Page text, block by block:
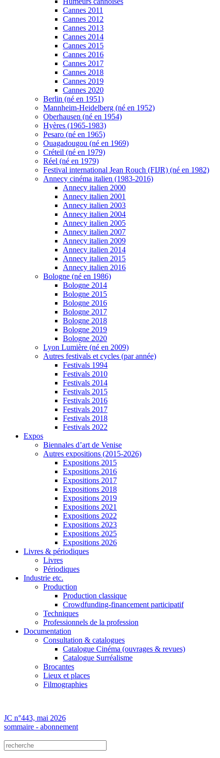
Cannes 2011
Cannes 2012
Cannes 2013
Cannes 2014
Cannes 2015
Cannes 2016
Cannes 2017
Cannes 2018
Cannes 2019
Cannes 2020
Berlin (né en 1951)
Mannheim-Heidelberg (né en 1952)
Oberhausen (né en 1954)
Hyères (1965-1983)
Pesaro (né en 1965)
Ouagadougou (né en 1969)
Créteil (né en 1979)
Réel (né en 1979)
Festival international Jean Rouch (FIJR) (né en 1982)
Annecy cinéma italien (1983-2016)
Annecy italien 2000
Annecy italien 2001
Annecy italien 2003
Annecy italien 2004
Annecy italien 2005
Annecy italien 2007
Annecy italien 2009
Annecy italien 2014
Annecy italien 2015
Annecy italien 2016
Bologne (né en 1986)
Bologne 2014
Bologne 2015
Bologne 2016
Bologne 2017
Bologne 2018
Bologne 2019
Bologne 2020
Lyon Lumière (né en 2009)
Autres festivals et cycles (par année)
Festivals 1994
Festivals 2010
Festivals 2014
Festivals 2015
Festivals 2016
Festivals 2017
Festivals 2018
Festivals 2022
Expos
Biennales d’art de Venise
Autres expositions (2015-2026)
Expositions 2015
Expositions 2016
Expositions 2017
Expositions 2018
Expositions 2019
Expositions 2021
Expositions 2022
Expositions 2023
Expositions 2025
Expositions 2026
Livres & périodiques
Livres
Périodiques
Industrie etc.
Production
Production classique
Crowdfunding-financement participatif
Techniques
Professionnels de la profession
Documentation
Consultation & catalogues
Catalogue Cinéma (ouvrages & revues)
Catalogue Surréalisme
Brocantes
Lieux et places
Filmographies
JC n°443, mai 2026
sommaire - abonnement